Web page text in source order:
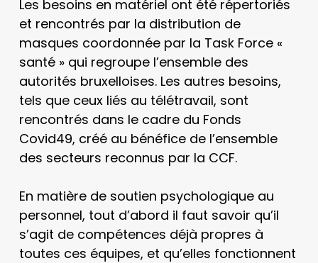
Les besoins en matériel ont été répertoriés
et rencontrés par la distribution de
masques coordonnée par la Task Force «
santé » qui regroupe l’ensemble des
autorités bruxelloises. Les autres besoins,
tels que ceux liés au télétravail, sont
rencontrés dans le cadre du Fonds
Covid49, créé au bénéfice de l’ensemble
des secteurs reconnus par la CCF.
En matière de soutien psychologique au
personnel, tout d’abord il faut savoir qu’il
s’agit de compétences déjà propres à
toutes ces équipes, et qu’elles fonctionnent